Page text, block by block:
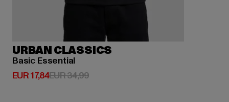
URBAN CLASSICS
Basic Essential
EUR 17,84
Huidige prijs: EUR 17,84
EUR 34,99Actieprijs: EUR 34,99